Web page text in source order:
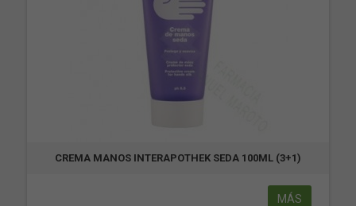
CREMA MANOS INTERAPOTHEK SEDA 100ML (3+1)
MÁS